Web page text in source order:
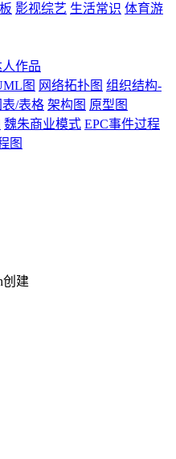
影视综艺 生活常识 体育游
作品
图 网络拓扑图 组织结构-
表/表格 架构图 原型图
魏朱商业模式 EPC事件过程
图
创建